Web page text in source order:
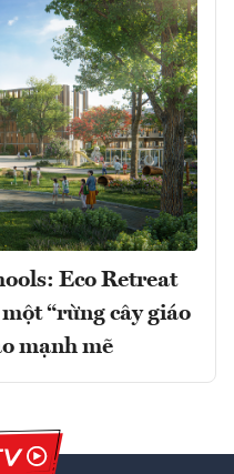
Eco Retreat
“rừng cây giáo
mạnh mẽ